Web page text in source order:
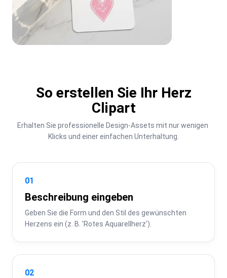
So erstellen Sie Ihr Herz
Clipart
Erhalten Sie professionelle Design-Assets mit nur wenigen
Klicks und einer einfachen Unterhaltung.
01
Beschreibung eingeben
Geben Sie die Form und den Stil des gewünschten
Herzens ein (z. B. 'Rotes Aquarellherz').
02